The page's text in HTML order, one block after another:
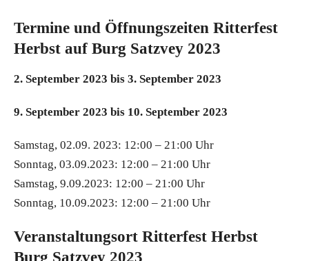
Termine und Öffnungszeiten Ritterfest
Herbst auf Burg Satzvey 2023
2. September 2023 bis 3. September 2023
9. September 2023 bis 10. September 2023
Samstag, 02.09. 2023: 12:00 – 21:00 Uhr
Sonntag, 03.09.2023: 12:00 – 21:00 Uhr
Samstag, 9.09.2023: 12:00 – 21:00 Uhr
Sonntag, 10.09.2023: 12:00 – 21:00 Uhr
Veranstaltungsort Ritterfest Herbst
Burg Satzvey 2023